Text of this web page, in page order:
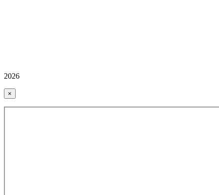
2026
×